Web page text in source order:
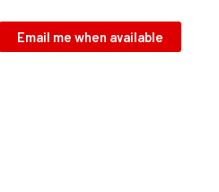
Email me when available